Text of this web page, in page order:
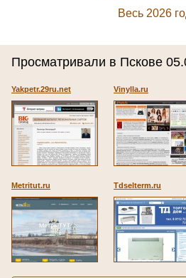
Весь 2026
Просматривали в Пскове
Yakpetr.29ru.net Vinylla.ru
Metritut.ru Tdselterm.ru